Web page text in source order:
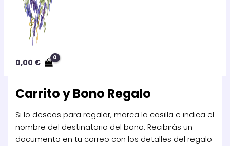
0,00 €
Carrito y Bono Regalo
Si lo deseas para regalar, marca la casilla e indica el
nombre del destinatario del bono. Recibirás un
documento en tu correo con los detalles del regalo